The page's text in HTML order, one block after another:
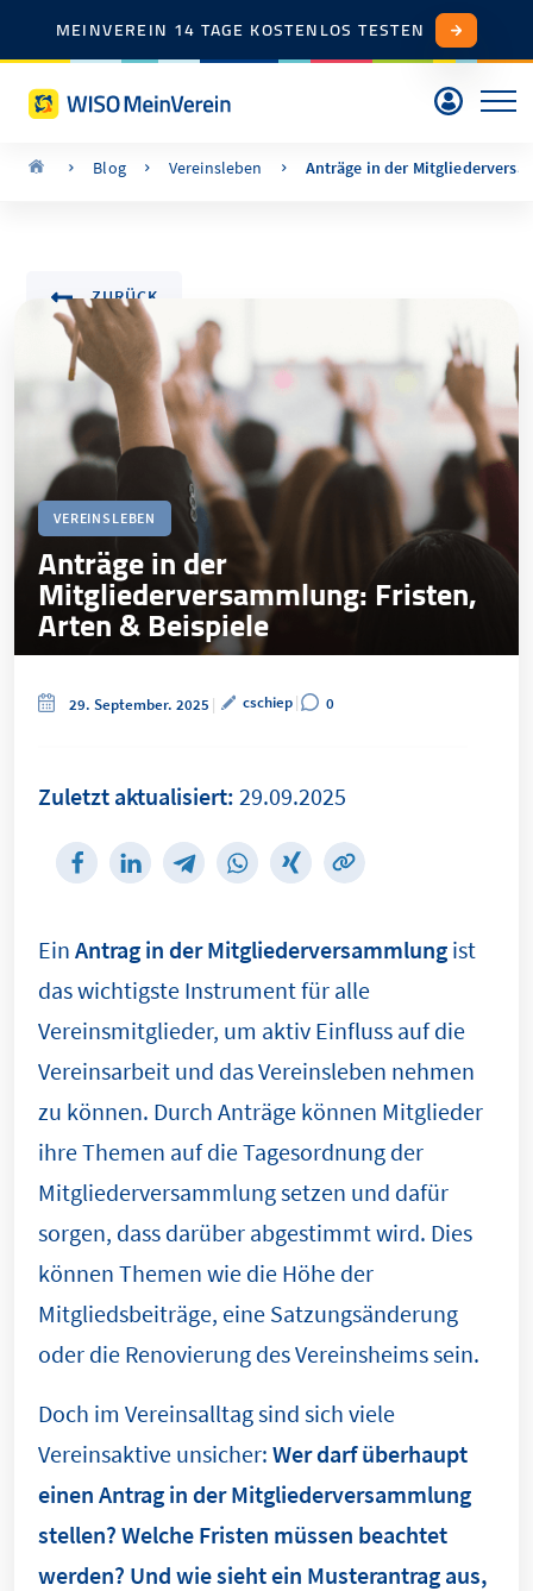
MEINVEREIN 14 TAGE KOSTENLOS TESTEN
Blog Vereinsleben Anträge in der
ZURÜCK
VEREINSLEBEN
Anträge in der
Mitgliederversammlung: Fristen,
Arten & Beispiele
29. September. 2025 cschiep 0
Zuletzt aktualisiert: 29.09.2025
Ein Antrag in der Mitgliederversammlung ist
das wichtigste Instrument für alle
Vereinsmitglieder, um aktiv Einfluss auf die
Vereinsarbeit und das Vereinsleben nehmen
zu können. Durch Anträge können Mitglieder
ihre Themen auf die Tagesordnung der
Mitgliederversammlung setzen und dafür
sorgen, dass darüber abgestimmt wird. Dies
können Themen wie die Höhe der
Mitgliedsbeiträge, eine Satzungsänderung
oder die Renovierung des Vereinsheims sein.
Doch im Vereinsalltag sind sich viele
Vereinsaktive unsicher: Wer darf überhaupt
einen Antrag in der Mitgliederversammlung
stellen? Welche Fristen müssen beachtet
werden? Und wie sieht ein Musterantrag aus,